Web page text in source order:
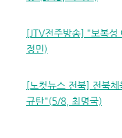
[JTV전주방송] "보복
정민)
[노컷뉴스 전북] 전북
규탄"(5/8, 최명국)